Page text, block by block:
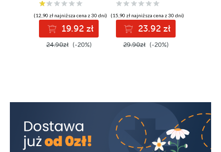
(12,90 zł najniższa cena z 30 dni)
19.92 zł
24.90zł (-20%)
(15,90 zł najniższa cena z 30 dni)
23.92 zł
29.90zł (-20%)